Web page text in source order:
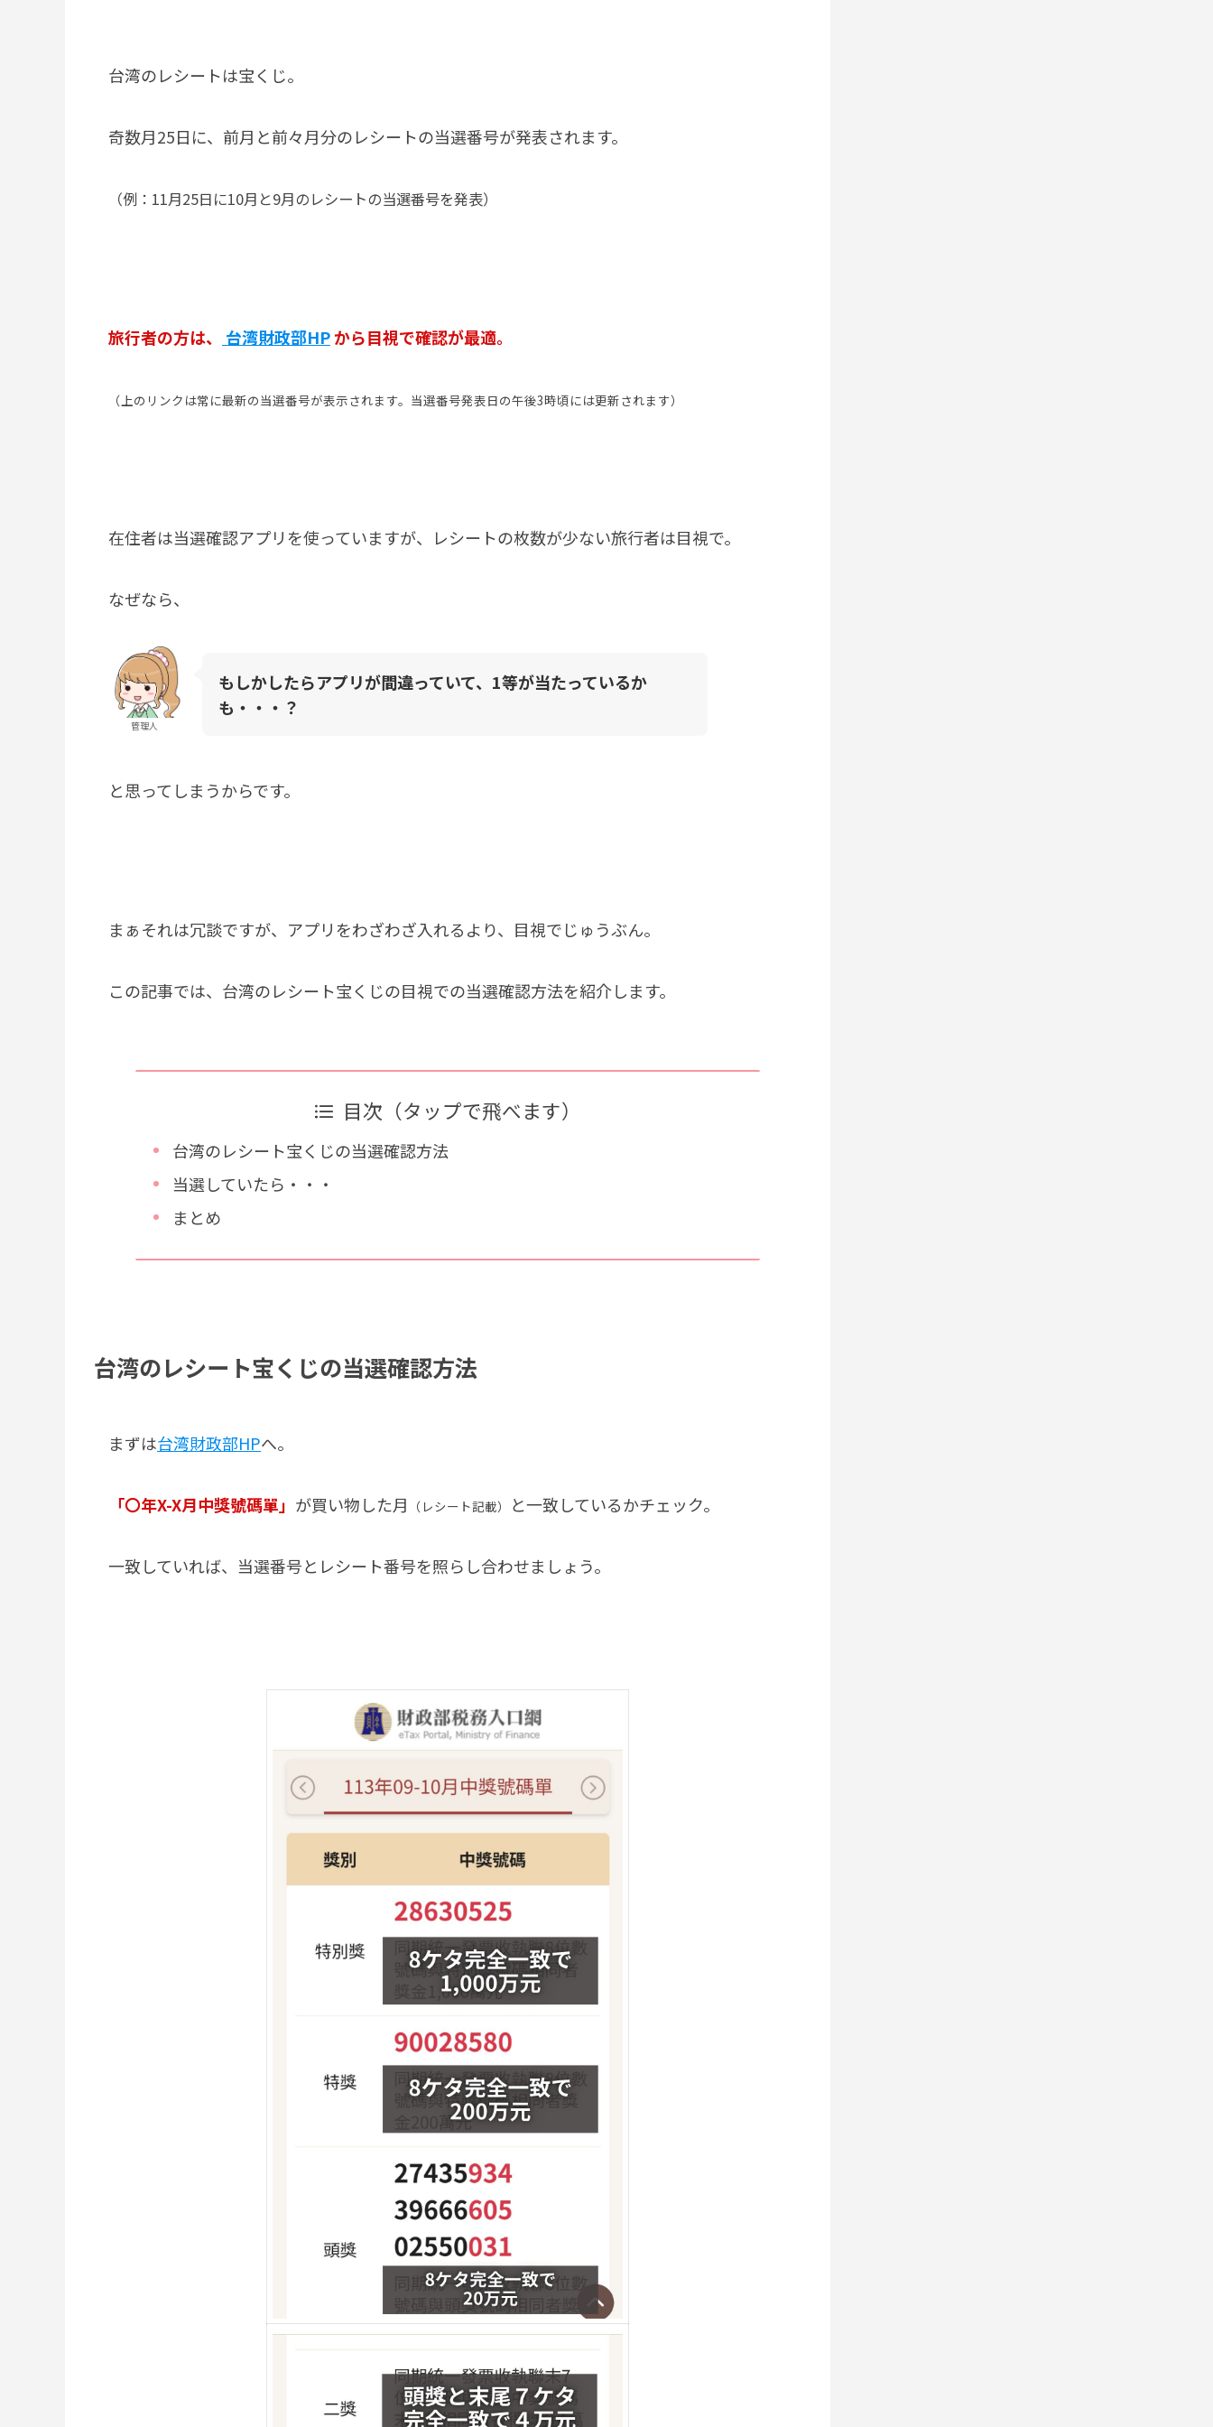
台湾のレシートは宝くじ。
奇数月25日に、前月と前々月分のレシートの当選番号が発表されます。
（例：11月25日に10月と9月のレシートの当選番号を発表）
旅行者の方は、 台湾財政部HPから目視で確認が最適。
（上のリンクは常に最新の当選番号が表示されます。当選番号発表日の午後3時頃には更新されます）
在住者は当選確認アプリを使っていますが、レシートの枚数が少ない旅行者は目視で。
なぜなら、
管理人
もしかしたらアプリが間違っていて、1等が当たっているか
も・・・？
と思ってしまうからです。
まぁそれは冗談ですが、アプリをわざわざ入れるより、目視でじゅうぶん。
この記事では、台湾のレシート宝くじの目視での当選確認方法を紹介します。
目次（タップで飛べます）
台湾のレシート宝くじの当選確認方法
当選していたら・・・
まとめ
台湾のレシート宝くじの当選確認方法
まずは台湾財政部HPへ。
「〇年X-X月中獎號碼單」 が買い物した月 （レシート記載） と一致しているかチェック。
一致していれば、当選番号とレシート番号を照らし合わせましょう。